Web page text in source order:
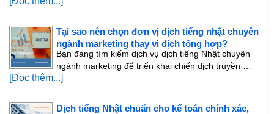
Tại sao nên chọn đơn vị dịch tiếng nhật chuyên
ngành marketing thay vì dịch tổng hợp?
Bạn đang tìm kiếm dịch vụ dịch tiếng Nhật chuyên
ngành marketing để triển khai chiến dịch truyền …
[Đọc thêm...]
Dịch tiếng Nhật chuẩn cho kế toán chính xác,